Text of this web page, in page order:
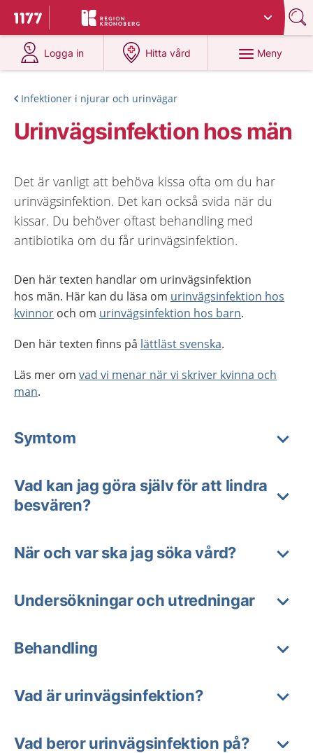
Till startsidan för 1177
Du har valt region
Logga in
på 1177.se
Hitta vård
på 1177.se
Meny
Infektioner i njurar och urinvägar
Urinvägsinfektion hos män
Det är vanligt att behöva kissa ofta om du har
urinvägsinfektion. Det kan också svida när du
kissar. Du behöver oftast behandling med
antibiotika om du får urinvägsinfektion.
Den här texten handlar om urinvägsinfektion
hos män. Här kan du läsa om urinvägsinfektion hos
kvinnor och om urinvägsinfektion hos barn.
Den här texten finns på lättläst svenska.
Läs mer om vad vi menar när vi skriver kvinna och
man.
Symtom
Vad kan jag göra själv för att lindra
besvären?
När och var ska jag söka vård?
Undersökningar och utredningar
Behandling
Vad är urinvägsinfektion?
Vad beror urinvägsinfektion på?